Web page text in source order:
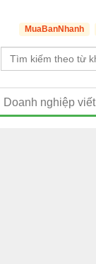
MuaBanNhanh
Doanh nghiệp viết